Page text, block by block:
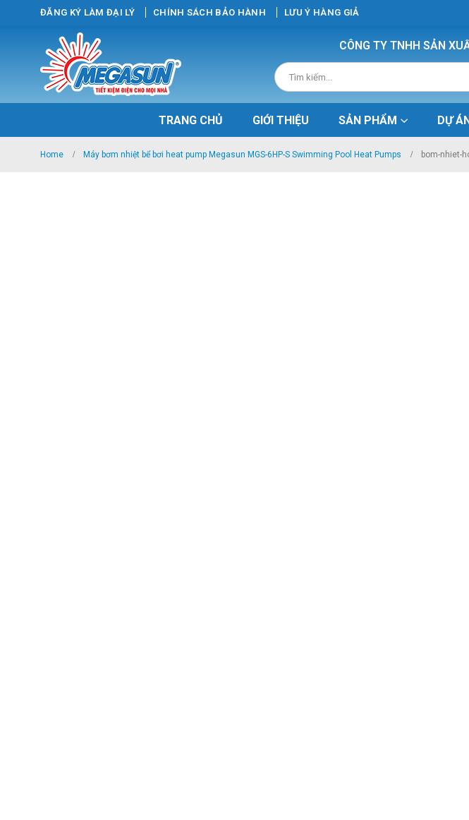
ĐĂNG KÝ LÀM ĐẠI LÝ CHÍNH SÁCH BẢO HÀNH LƯU Ý HÀNG GIẢ
CÔNG TY TNHH SẢN
TRANG CHỦ GIỚI THIỆU SẢN PHẨM DỰ
Home Máy bơm nhiệt bể bơi heat pump Megasun MGS-6HP-S Swimming Pool Heat Pumps bom-nhiet-